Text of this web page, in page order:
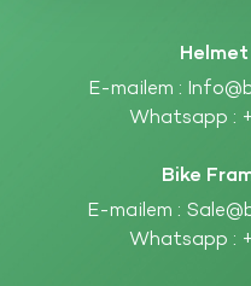
E-mailem :
Whatsapp :
Bike
E-mailem :
Whatsapp :